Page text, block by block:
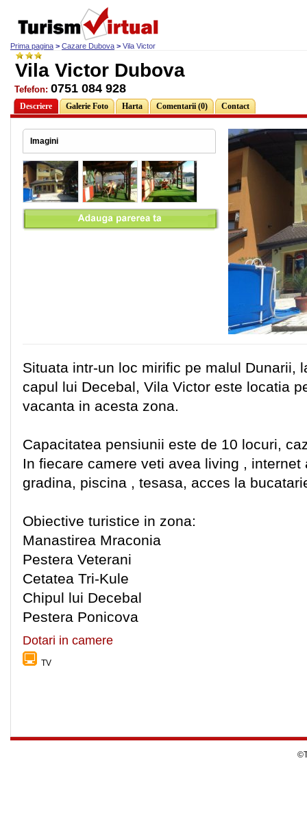
Prima pagina > Cazare Dubova > Vila Victor
Vila Victor Dubova
Tefefon: 0751 084 928
Descriere Galerie Foto Harta Comentarii (0) Contact
Imagini
Situata intr-un loc mirific pe malul Dunarii,
capul lui Decebal, Vila Victor este locatia
vacanta in acesta zona.
Capacitatea pensiunii este de 10 locuri,
In fiecare camere veti avea living ,
gradina, piscina , tesasa, acces la
Obiective turistice in zona:
Manastirea Mraconia
Pestera Veterani
Cetatea Tri-Kule
Chipul lui Decebal
Pestera Ponicova
Dotari in camere
TV